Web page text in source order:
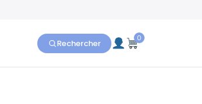
Rechercher 0